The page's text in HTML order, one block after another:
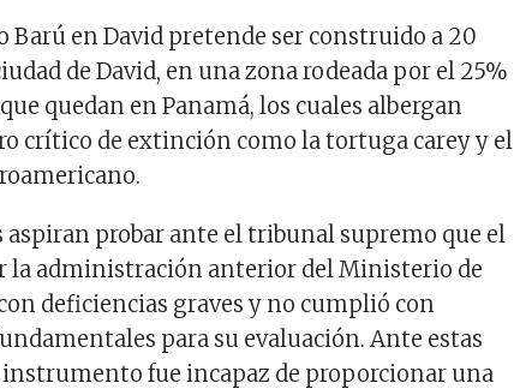
Barú en David pretende ser construido a 20
de David, en una zona rodeada por el 25%
quedan en Panamá, los cuales albergan
crítico de extinción como la tortuga carey y el
aspiran probar ante el tribunal supremo que el
la administración anterior del Ministerio de
deficiencias graves y no cumplió con
para su evaluación. Ante estas
fue incapaz de proporcionar una